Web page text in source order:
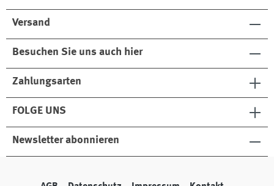
Versand
Besuchen Sie uns auch hier
Zahlungsarten
FOLGE UNS
Newsletter abonnieren